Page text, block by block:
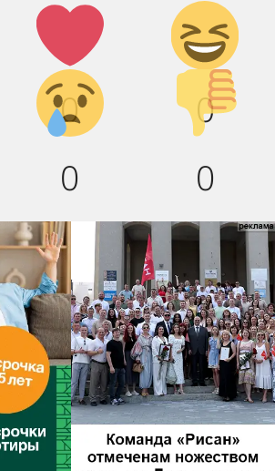
Лайк!
0
Дикий
смех!
0
Грусть :(
0
Палец
вниз!
0